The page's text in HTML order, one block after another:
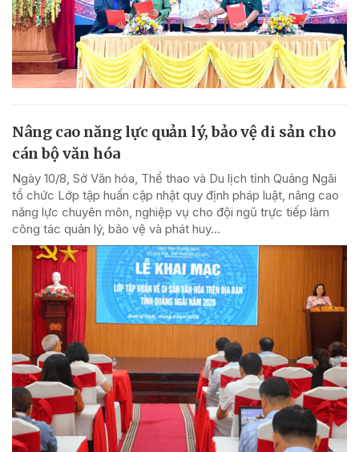
Nâng cao năng lực quản lý, bảo vệ di sản cho
cán bộ văn hóa
Ngày 10/8, Sở Văn hóa, Thể thao và Du lịch tỉnh Quảng Ngãi
tổ chức Lớp tập huấn cập nhật quy định pháp luật, nâng cao
năng lực chuyên môn, nghiệp vụ cho đội ngũ trực tiếp làm
công tác quản lý, bảo vệ và phát huy...